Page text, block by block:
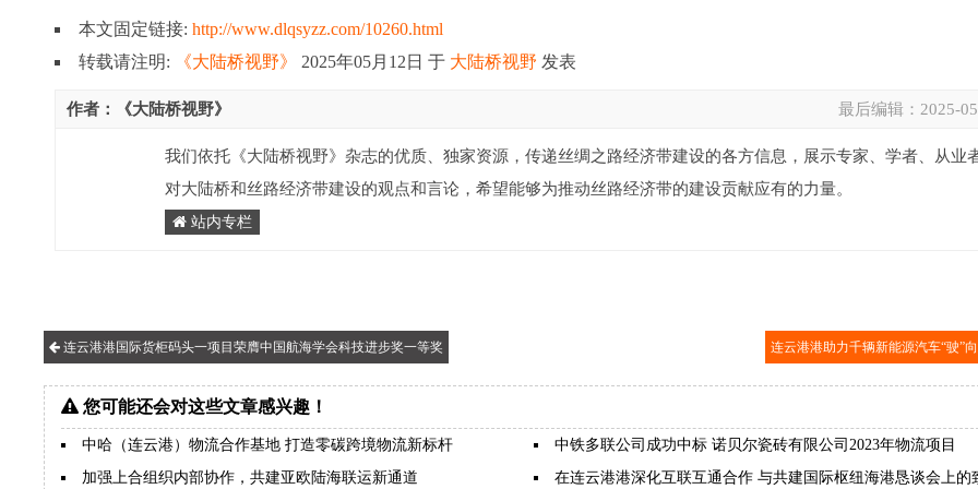
本文固定链接:http://www.dlqsyzz.com/10260.html
转载请注明:
《大陆桥视野》 2025年05月12日于 大陆桥视野 发表
最后编辑： 2025-
作者：《大陆桥视野》
我们依托《大陆桥视野》杂志的优质、独家资源，传递丝绸之路经济带建设的各方信息，展示专家、学者、从业
对大陆桥和丝路经济带建设的观点和言论，希望能够为推动丝路经济带的建设贡献应有的力量。
站内专栏
连云港港国际货柜码头一项目荣膺中国航海学会科技进步奖一等奖 连云港港助力千辆新能源汽车“驶”
您可能还会对这些文章感兴趣！
中哈（连云港）物流合作基地 打造零碳跨境物流新标杆
中铁多联公司成功中标 诺贝尔瓷砖有限公司2023年物流项目
加强上合组织内部协作，共建亚欧陆海联运新通道
在连云港港深化互联互通合作 与共建国际枢纽海港恳谈会上的